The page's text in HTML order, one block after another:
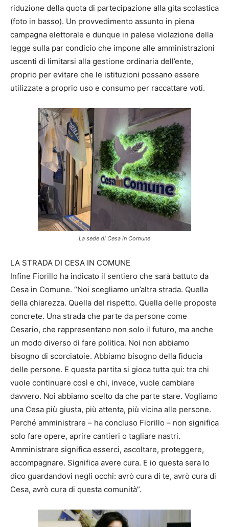
riduzione della quota di partecipazione alla gita scolastica
(foto in basso). Un provvedimento assunto in piena
campagna elettorale e dunque in palese violazione della
legge sulla par condicio che impone alle amministrazioni
uscenti di limitarsi alla gestione ordinaria dell’ente,
proprio per evitare che le istituzioni possano essere
utilizzate a proprio uso e consumo per raccattare voti.
La sede di Cesa in Comune
LA STRADA DI CESA IN COMUNE
Infine Fiorillo ha indicato il sentiero che sarà battuto da
Cesa in Comune. “Noi scegliamo un’altra strada. Quella
della chiarezza. Quella del rispetto. Quella delle proposte
concrete. Una strada che parte da persone come
Cesario, che rappresentano non solo il futuro, ma anche
un modo diverso di fare politica. Noi non abbiamo
bisogno di scorciatoie. Abbiamo bisogno della fiducia
delle persone. E questa partita si gioca tutta qui: tra chi
vuole continuare così e chi, invece, vuole cambiare
davvero. Noi abbiamo scelto da che parte stare. Vogliamo
una Cesa più giusta, più attenta, più vicina alle persone.
Perché amministrare – ha concluso Fiorillo – non significa
solo fare opere, aprire cantieri o tagliare nastri.
Amministrare significa esserci, ascoltare, proteggere,
accompagnare. Significa avere cura. E io questa sera lo
dico guardandovi negli occhi: avrò cura di te, avrò cura di
Cesa, avrò cura di questa comunità”.